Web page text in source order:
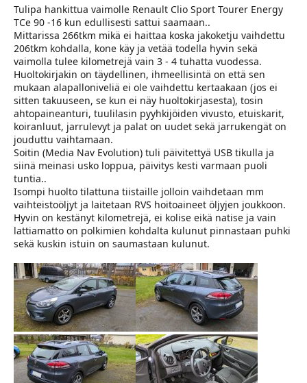
a
l
o
i
t
t
a
j
a
Tulipa hankittua vaimolle Renault Clio Sport Tourer Energy
TCe 90 -16 kun edullisesti sattui saamaan..
Mittarissa 266tkm mikä ei haittaa koska jakoketju vaihdettu
206tkm kohdalla, kone käy ja vetää todella hyvin sekä
vaimolla tulee kilometrejä vain 3 - 4 tuhatta vuodessa.
Huoltokirjakin on täydellinen, ihmeellisintä on että sen
mukaan alapalloniveliä ei ole vaihdettu kertaakaan (jos ei
sitten takuuseen, se kun ei näy huoltokirjasesta), tosin
ahtopaineanturi, tuulilasin pyyhkijöiden vivusto, etuiskarit,
koiranluut, jarrulevyt ja palat on uudet sekä jarrukengät on
jouduttu vaihtamaan.
Soitin (Media Nav Evolution) tuli päivitettyä USB tikulla ja
siinä meinasi usko loppua, päivitys kesti varmaan puoli
tuntia..
Isompi huolto tilattuna tiistaille jolloin vaihdetaan mm
vaihteistoöljyt ja laitetaan RVS hoitoaineet öljyjen joukkoon.
Hyvin on kestänyt kilometrejä, ei kolise eikä natise ja vain
lattiamatto on polkimien kohdalta kulunut pinnastaan puhki
sekä kuskin istuin on saumastaan kulunut.